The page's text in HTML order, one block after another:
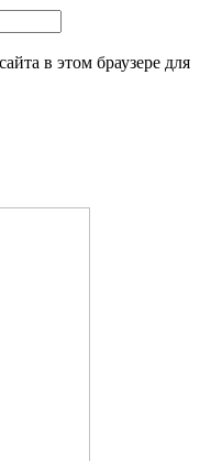
в этом браузере для